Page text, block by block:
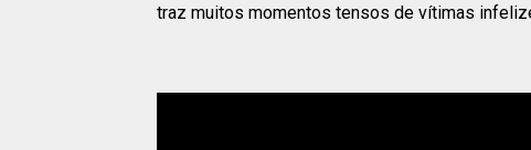
traz muitos momentos tensos de vítimas